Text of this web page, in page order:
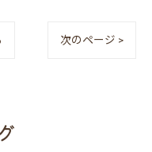
次のページ >